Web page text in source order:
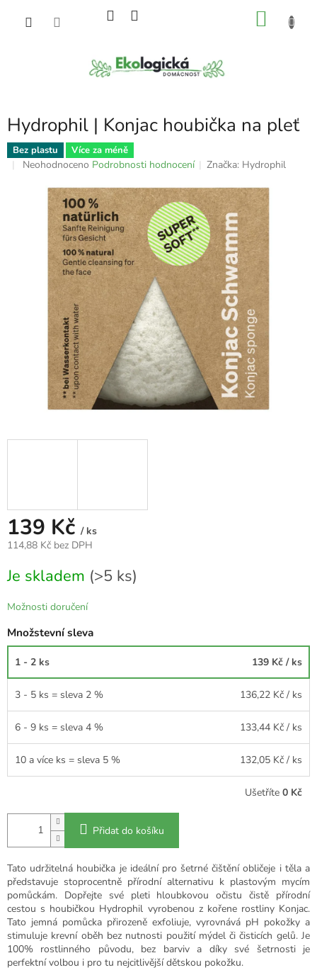
Hydrophil | Konjac houbička na pleť
Bez plastu Více za méně
Průměrné
produktu
hvězdiček.
Neohodnoceno Podrobnosti hodnocení Značka: Hydrophil
139 Kč / ks
114,88 Kč bez DPH
cena:
Je skladem (>5 ks)
Možnosti doručení
Množstevní sleva
1 - 2 ks 139 Kč / ks
3 - 5 ks = sleva 2 % 136,22 Kč / ks
6 - 9 ks = sleva 4 % 133,44 Kč / ks
10 a více ks = sleva 5 % 132,05 Kč / ks
Ušetříte 0 Kč
Přidat do košíku
Tato udržitelná houbička je ideální pro šetrné čištění obličeje i těla a
představuje stoprocentně přírodní alternativu k plastovým mycím
pomůckám. Dopřejte své pleti hloubkovou očistu čistě přírodní
cestou s houbičkou Hydrophil vyrobenou z kořene rostliny Konjac.
Tato jemná pomůcka přirozeně exfoliuje, vyrovnává pH pokožky a
stimuluje krevní oběh bez nutnosti použití mýdel či čisticích gelů. Je
100% rostlinného původu, bez barviv a díky své šetrnosti je
perfektní volbou i pro tu nejcitlivější dětskou pokožku.